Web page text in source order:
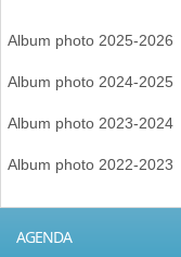
Album photo 2025-2026
Album photo 2024-2025
Album photo 2023-2024
Album photo 2022-2023
AGENDA